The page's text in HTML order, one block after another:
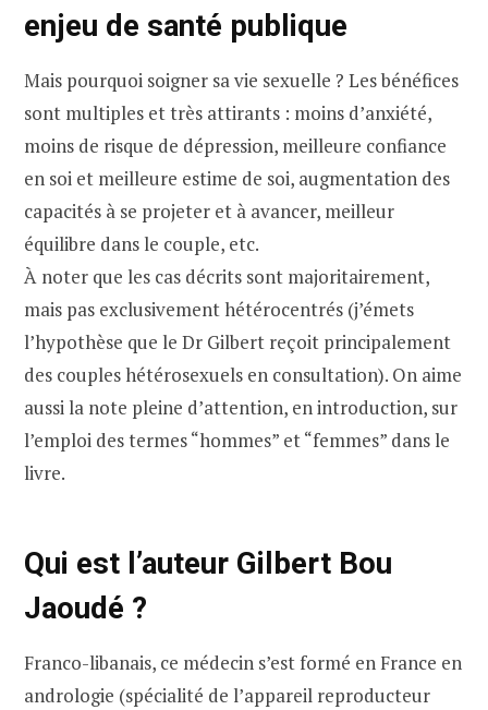
enjeu de santé publique
Mais pourquoi soigner sa vie sexuelle ? Les bénéfices
sont multiples et très attirants : moins d’anxiété,
moins de risque de dépression, meilleure confiance
en soi et meilleure estime de soi, augmentation des
capacités à se projeter et à avancer, meilleur
équilibre dans le couple, etc.
À noter que les cas décrits sont majoritairement,
mais pas exclusivement hétérocentrés (j’émets
l’hypothèse que le Dr Gilbert reçoit principalement
des couples hétérosexuels en consultation). On aime
aussi la note pleine d’attention, en introduction, sur
l’emploi des termes “hommes” et “femmes” dans le
livre.
Qui est l’auteur Gilbert Bou
Jaoudé ?
Franco-libanais, ce médecin s’est formé en France en
andrologie (spécialité de l’appareil reproducteur